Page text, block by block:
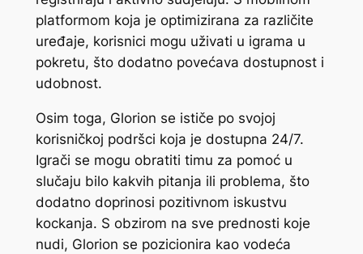
platformom koja je optimizirana za različite
uređaje, korisnici mogu uživati u igrama u
pokretu, što dodatno povećava dostupnost i
udobnost.
Osim toga, Glorion se ističe po svojoj
korisničkoj podršci koja je dostupna 24/7.
Igrači se mogu obratiti timu za pomoć u
slučaju bilo kakvih pitanja ili problema, što
dodatno doprinosi pozitivnom iskustvu
kockanja. S obzirom na sve prednosti koje
nudi, Glorion se pozicionira kao vodeća